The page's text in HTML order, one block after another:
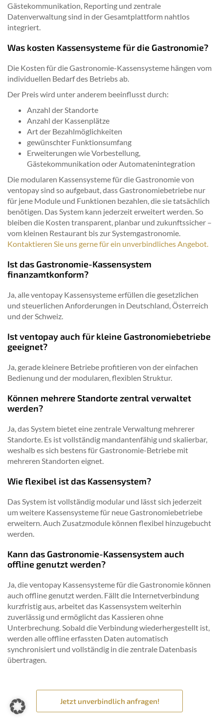
Gästekommunikation, Reporting und zentrale
Datenverwaltung sind in der Gesamtplattform nahtlos
integriert.
Was kosten Kassensysteme für die Gastronomie?
Die Kosten für die Gastronomie-Kassensysteme hängen vom
individuellen Bedarf des Betriebs ab.
Der Preis wird unter anderem beeinflusst durch:
Anzahl der Standorte
Anzahl der Kassenplätze
Art der Bezahlmöglichkeiten
gewünschter Funktionsumfang
Erweiterungen wie Vorbestellung,
Gästekommunikation oder Automatenintegration
Die modularen Kassensysteme für die Gastronomie von
ventopay sind so aufgebaut, dass Gastronomiebetriebe nur
für jene Module und Funktionen bezahlen, die sie tatsächlich
benötigen. Das System kann jederzeit erweitert werden. So
bleiben die Kosten transparent, planbar und zukunftssicher –
vom kleinen Restaurant bis zur Systemgastronomie.
Kontaktieren Sie uns gerne für ein unverbindliches Angebot.
Ist das Gastronomie-Kassensystem
finanzamtkonform?
Ja, alle ventopay Kassensysteme erfüllen die gesetzlichen
und steuerlichen Anforderungen in Deutschland, Österreich
und der Schweiz.
Ist ventopay auch für kleine Gastronomiebetriebe
geeignet?
Ja, gerade kleinere Betriebe profitieren von der einfachen
Bedienung und der modularen, flexiblen Struktur.
Können mehrere Standorte zentral verwaltet
werden?
Ja, das System bietet eine zentrale Verwaltung mehrerer
Standorte. Es ist vollständig mandantenfähig und skalierbar,
weshalb es sich bestens für Gastronomie-Betriebe mit
mehreren Standorten eignet.
Wie flexibel ist das Kassensystem?
Das System ist vollständig modular und lässt sich jederzeit
um weitere Kassensysteme für neue Gastronomiebetriebe
erweitern. Auch Zusatzmodule können flexibel hinzugebucht
werden.
Kann das Gastronomie-Kassensystem auch
offline genutzt werden?
Ja, die ventopay Kassensysteme für die Gastronomie können
auch offline genutzt werden. Fällt die Internetverbindung
kurzfristig aus, arbeitet das Kassensystem weiterhin
zuverlässig und ermöglicht das Kassieren ohne
Unterbrechung. Sobald die Verbindung wiederhergestellt ist,
werden alle offline erfassten Daten automatisch
synchronisiert und vollständig in die zentrale Datenbasis
übertragen.
Jetzt unverbindlich anfragen!